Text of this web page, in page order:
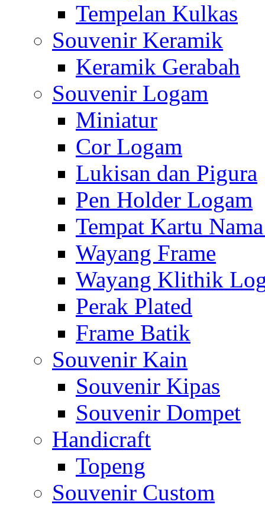
Tempelan Kulkas
Souvenir Keramik
Keramik Gerabah
Souvenir Logam
Miniatur
Cor Logam
Lukisan dan Pigura
Pen Holder Logam
Tempat Kartu
Wayang Frame
Wayang Klithik
Perak Plated
Frame Batik
Souvenir Kain
Souvenir Kipas
Souvenir Dompet
Handicraft
Topeng
Souvenir Custom